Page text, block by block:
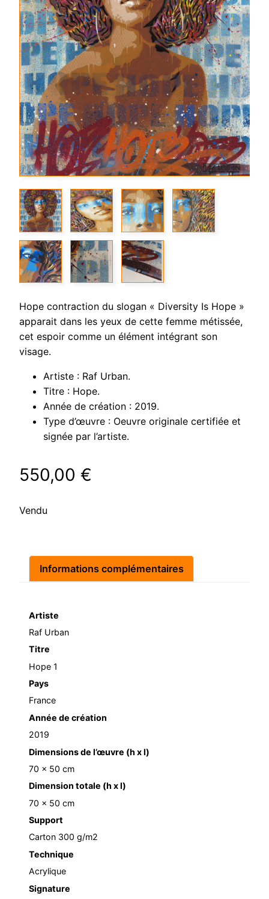
Hope contraction du slogan « Diversity Is Hope »
apparait dans les yeux de cette femme métissée,
cet espoir comme un élément intégrant son
visage.
Artiste : Raf Urban.
Titre : Hope.
Année de création : 2019.
Type d’œuvre : Oeuvre originale certifiée et
signée par l’artiste.
550,00 €
Vendu
Informations complémentaires
Artiste
Raf Urban
Titre
Hope 1
Pays
France
Année de création
2019
Dimensions de l’œuvre (h x l)
70 x 50 cm
Dimension totale (h x l)
70 x 50 cm
Support
Carton 300 g/m2
Technique
Acrylique
Signature